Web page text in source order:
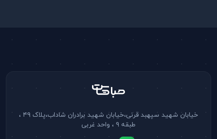
خیابان شهید سپهبد قرنی،خیابان شهید برادران شاداب،پلاک ۴۹ ،
طبقه ۹ ، واحد غربی